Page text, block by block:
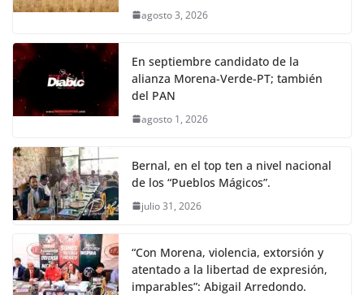
agosto 3, 2026
En septiembre candidato de la
alianza Morena-Verde-PT; también
del PAN
agosto 1, 2026
Bernal, en el top ten a nivel nacional
de los “Pueblos Mágicos”.
julio 31, 2026
“Con Morena, violencia, extorsión y
atentado a la libertad de expresión,
imparables”: Abigail Arredondo.